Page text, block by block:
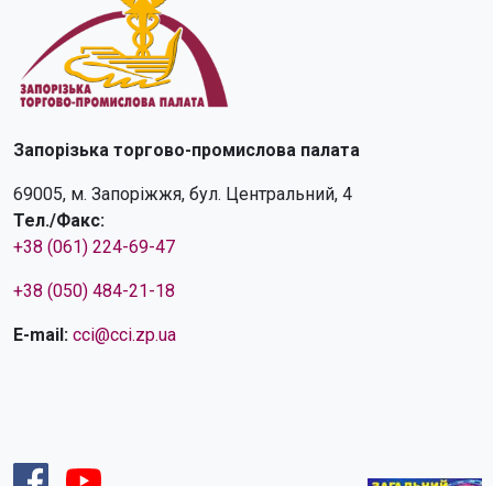
Запорізька торгово-промислова палата
69005, м. Запоріжжя, бул. Центральний, 4
Тел./Факс:
+38 (061) 224-69-47
+38 (050) 484-21-18
E-mail: cci@cci.zp.ua